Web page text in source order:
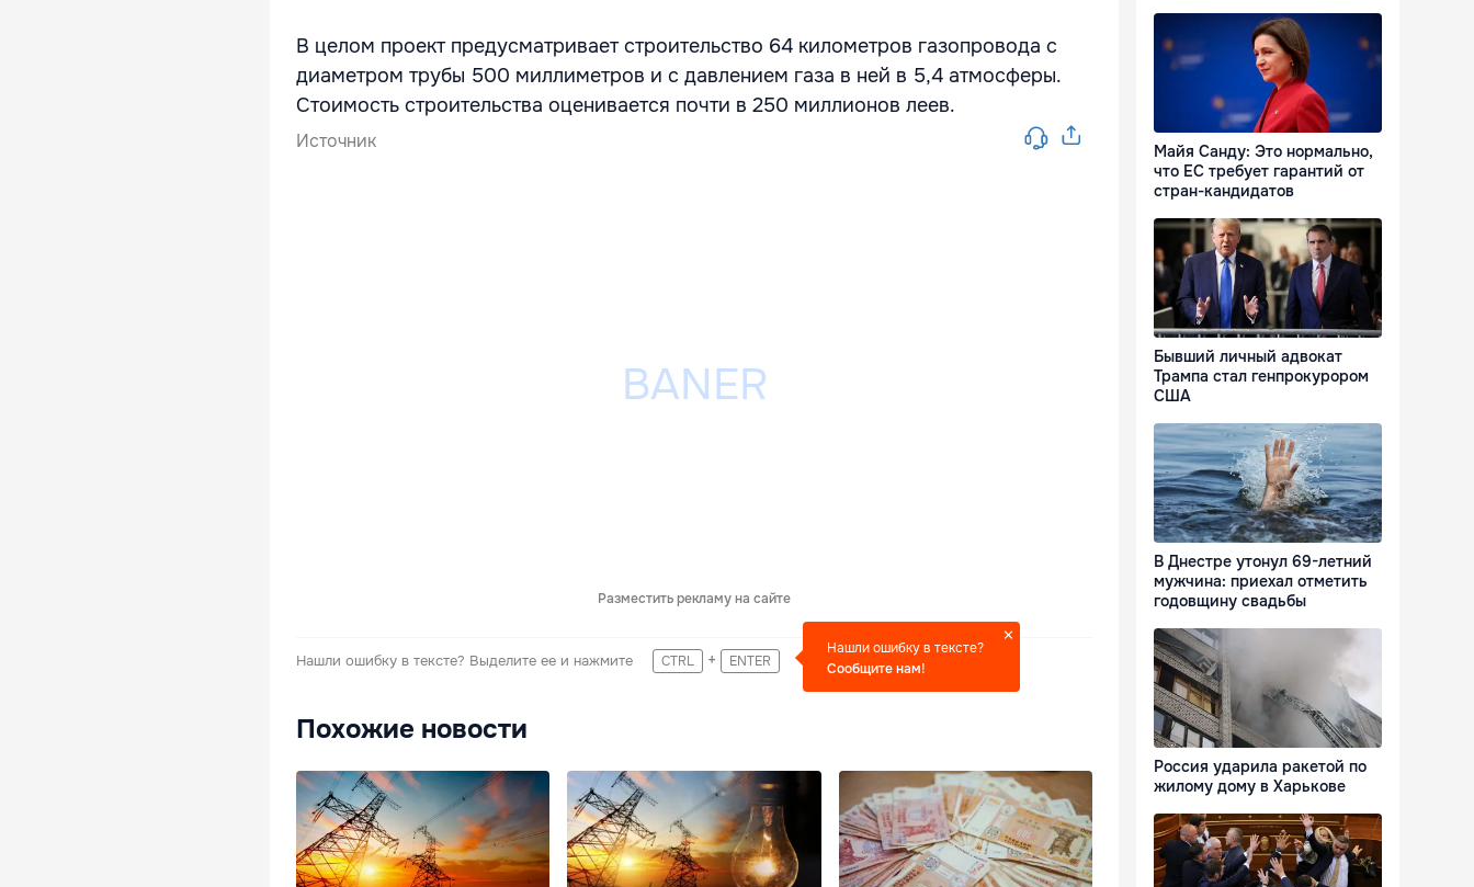
В целом проект предусматривает строительство 64 километров газопровода с
диаметром трубы 500 миллиметров и с давлением газа в ней в 5,4 атмосферы.
Стоимость строительства оценивается почти в 250 миллионов леев.
Источник
Разместить рекламу на сайте
Нашли ошибку в тексте? Выделите ее и нажмите CTRL + ENTER
Нашли ошибку в тексте?
Сообщите нам!
Похожие новости
Майя Санду: Это нормально,
что ЕС требует гарантий от
стран-кандидатов
Бывший личный адвокат
Трампа стал генпрокурором
США
В Днестре утонул 69-летний
мужчина: приехал отметить
годовщину свадьбы
Россия ударила ракетой по
жилому дому в Харькове